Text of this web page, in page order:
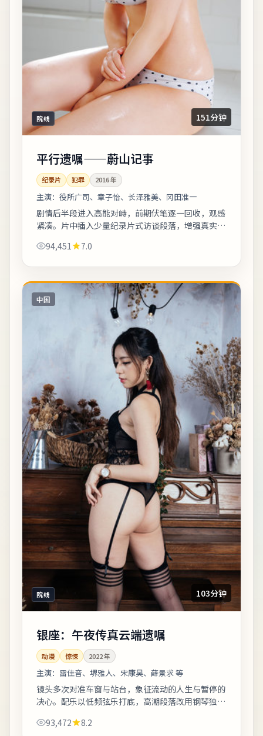
院线 151分钟
平行遗嘱——蔚山记事
纪录片 犯罪 2016年
主演： 役所广司、章子怡、长泽雅美、冈田准一
剧情后半段进入高能对峙，前期伏笔逐一回收，观感
紧凑。片中插入少量纪录片式访谈段落，增强真实性
请酌情观看。《平行遗嘱——蔚山记事》是...
94,451 7.0
中国
院线 103分钟
银座：午夜传真云端遗嘱
动漫 惊悚 2022年
主演： 雷佳音、堺雅人、宋康昊、薛景求 等
镜头多次对准车窗与站台，象征流动的人生与暂停的
决心。配乐以低频弦乐打底，高潮段落改用钢琴独
素清晰、人物动机可信的作品，值得安静看完...
93,472 8.2